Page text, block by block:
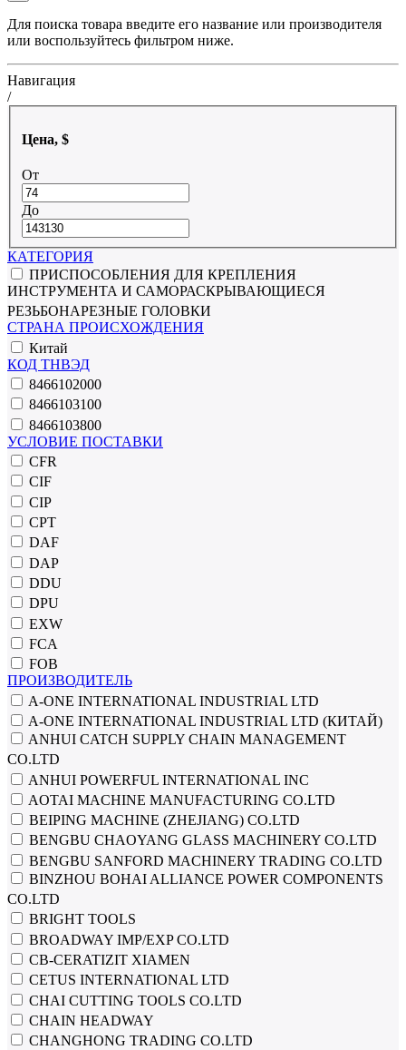
Для поиска товара введите его название или производителя
или воспользуйтесь фильтром ниже.
Навигация
/
Цена, $
От
До
КАТЕГОРИЯ
ПРИСПОСОБЛЕНИЯ ДЛЯ КРЕПЛЕНИЯ
ИНСТРУМЕНТА И САМОРАСКРЫВАЮЩИЕСЯ
РЕЗЬБОНАРЕЗНЫЕ ГОЛОВКИ
СТРАНА ПРОИСХОЖДЕНИЯ
Китай
КОД ТНВЭД
8466102000
8466103100
8466103800
УСЛОВИЕ ПОСТАВКИ
CFR
CIF
CIP
CPT
DAF
DAP
DDU
DPU
EXW
FCA
FOB
ПРОИЗВОДИТЕЛЬ
A-ONE INTERNATIONAL INDUSTRIAL LTD
A-ONE INTERNATIONAL INDUSTRIAL LTD (КИТАЙ)
ANHUI CATCH SUPPLY CHAIN MANAGEMENT
CO.LTD
ANHUI POWERFUL INTERNATIONAL INC
AOTAI MACHINE MANUFACTURING CO.LTD
BEIPING MACHINE (ZHEJIANG) CO.LTD
BENGBU CHAOYANG GLASS MACHINERY CO.LTD
BENGBU SANFORD MACHINERY TRADING CO.LTD
BINZHOU BOHAI ALLIANCE POWER COMPONENTS
CO.LTD
BRIGHT TOOLS
BROADWAY IMP/EXP CO.LTD
CB-CERATIZIT XIAMEN
CETUS INTERNATIONAL LTD
CHAI CUTTING TOOLS CO.LTD
CHAIN HEADWAY
CHANGHONG TRADING CO.LTD